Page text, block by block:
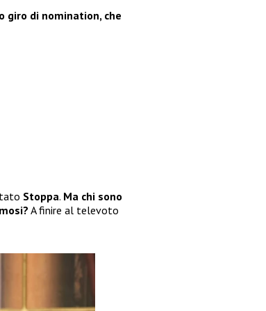
giro di nomination, che
Stoppa. Ma chi sono
A finire al televoto